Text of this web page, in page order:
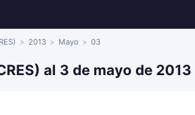
2013 Mayo 03
al 3 de mayo de 2013